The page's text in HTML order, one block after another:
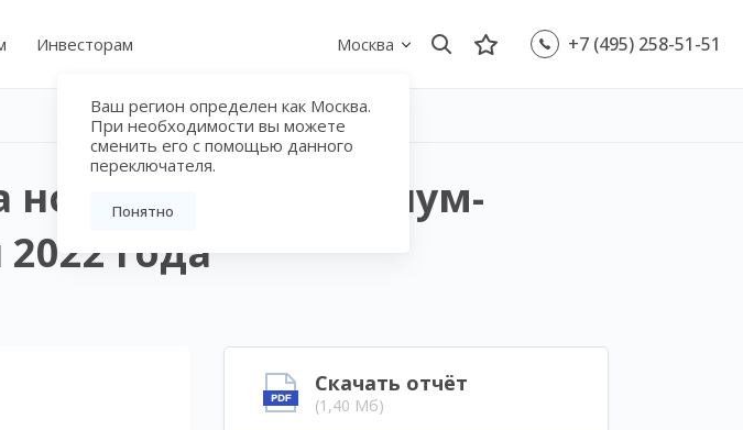
Инвесторам Москва
Ваш регион определен как Москва.
При необходимости вы можете
сменить его с помощью данного
переключателя.
Понятно
+7 (495) 258-51-51
новостроек премиум-
года
Скачать отчёт
(1,40 Мб)